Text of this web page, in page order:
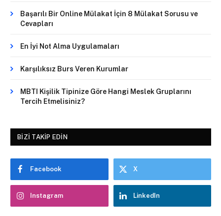
Başarılı Bir Online Mülakat İçin 8 Mülakat Sorusu ve
Cevapları
En İyi Not Alma Uygulamaları
Karşılıksız Burs Veren Kurumlar
MBTI Kişilik Tipinize Göre Hangi Meslek Gruplarını
Tercih Etmelisiniz?
BIZI TAKIP EDIN
Facebook X
Instagram LinkedIn